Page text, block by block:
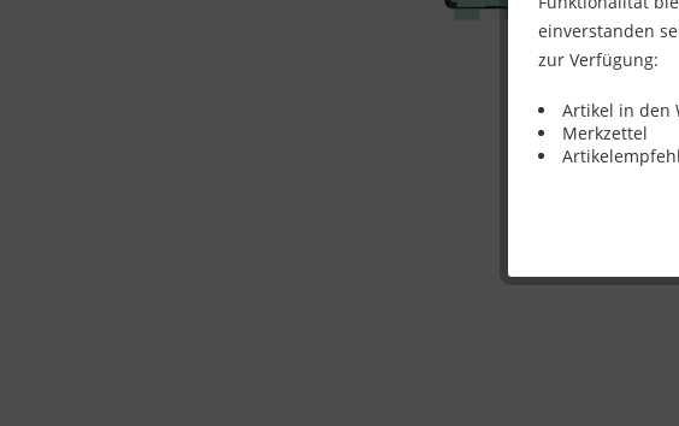
einverstanden
zur Verfügung:
Artikel in den
Merkzettel